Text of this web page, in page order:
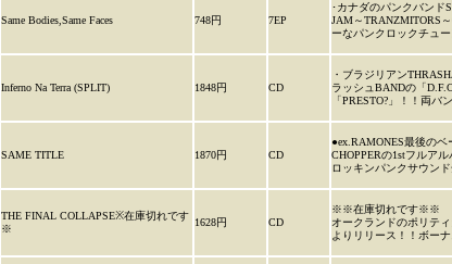
Same Bodies,Same Faces 748円 7EP
･カナダのパンクバンド
JAM～TRANZMITORS
ーなパンクロックチュ
Inferno Na Terra (SPLIT) 1848円 CD
・ブラジリアン
ラッシュBANDの「
「PRESTO?」！！両バ
SAME TITLE 1870円 CD
●ex.RAMONES最後の
CHOPPERの1stフルア
ロッキンパンクサウンド
THE FINAL COLLAPSE※在庫切れです
※
1628円 CD
※※在庫切れです※※
オークランドのポリテ
よりリリース！！ボー